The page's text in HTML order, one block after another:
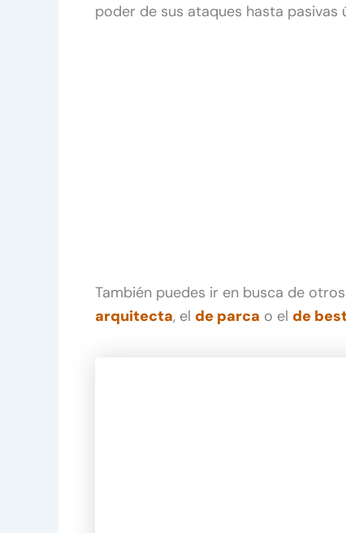
poder de sus ataques hasta pasivas
También puedes ir en busca de
arquitecta, el de parca o el de